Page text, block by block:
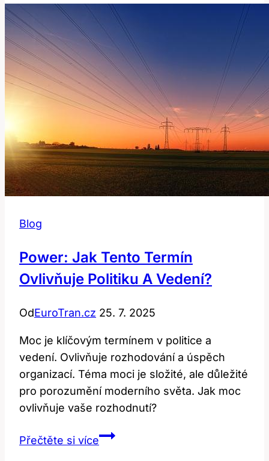
výraz
vyjadřuje
rozloučení?
Blog
Power: Jak Tento Termín
Ovlivňuje Politiku A Vedení?
OdEuroTran.cz 25. 7. 2025
Moc je klíčovým termínem v politice a
vedení. Ovlivňuje rozhodování a úspěch
organizací. Téma moci je složité, ale důležité
pro porozumění moderního světa. Jak moc
ovlivňuje vaše rozhodnutí?
Přečtěte si vícePower: